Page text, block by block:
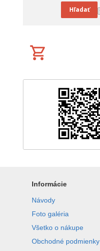
Hľadať
Informácie
Návody
Foto galéria
Všetko o nákupe
Obchodné podmienky